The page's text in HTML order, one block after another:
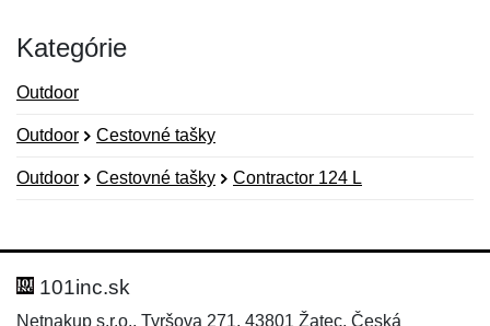
Kategórie
Outdoor
Outdoor Cestovné tašky
Outdoor Cestovné tašky Contractor 124 L
Hodnotenie:
Meno:
101inc.sk
Netnakup s.r.o., Tyršova 271, 43801 Žatec, Česká